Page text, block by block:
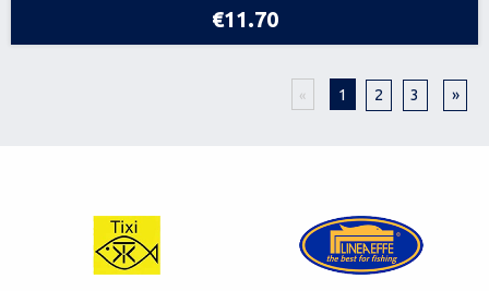
€11.70
« 1 2 3 »